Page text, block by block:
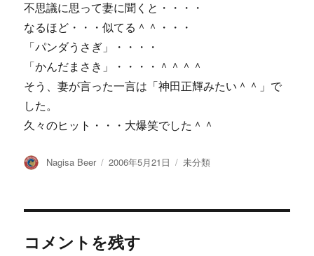
不思議に思って妻に聞くと・・・・
なるほど・・・似てる＾＾・・・
「パンダうさぎ」・・・・
「かんだまさき」・・・・＾＾＾＾
そう、妻が言った一言は「神田正輝みたい＾＾」で
した。
久々のヒット・・・大爆笑でした＾＾
投
Nagisa Beer
投
2006年5月21日
カ
未分類
コメントを残す